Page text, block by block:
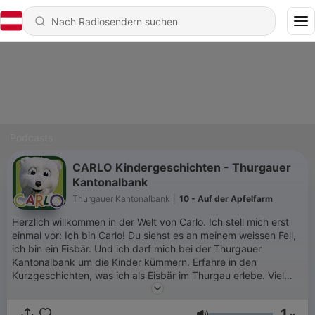
CARLO Kindergeschichten - Thurgauer
Kantonalbank
Thurgauer Kantonalbank 10 - Auf der Apfelfarm
Herzlich willkommen in der Welt von Carlo. Ich stell mich erst
einmal vor: Ich bin Carlo! Du siehst es an meinem weissen Fell,
ich bin ein Eisbär. Und ich darf mich bei der Thurgauer
Kantonalbank um die Kinder kümmern. Erfahre in den
Kurzgeschichten, was ich als Eisbär im Thurgau erlebe. Viel